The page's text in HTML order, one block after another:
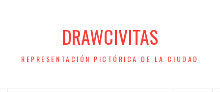
DRAWCIVITAS
REPRESENTACIÓN PICTÓRICA DE LA CIUDAD